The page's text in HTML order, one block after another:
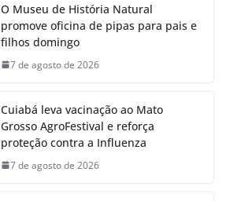
O Museu de História Natural
promove oficina de pipas para pais e
filhos domingo
7 de agosto de 2026
Cuiabá leva vacinação ao Mato
Grosso AgroFestival e reforça
proteção contra a Influenza
7 de agosto de 2026